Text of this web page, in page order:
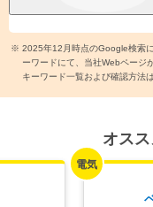
レーシ
簡単
今
シ
※ 2025年12月時点のGoogle検索
ーワードにて、当社Webページ
キーワード一覧および確認方法は
オス